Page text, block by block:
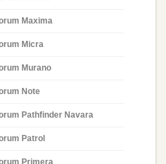
Maxima
Micra
Murano
Note
Pathfinder Navara
Patrol
Primera